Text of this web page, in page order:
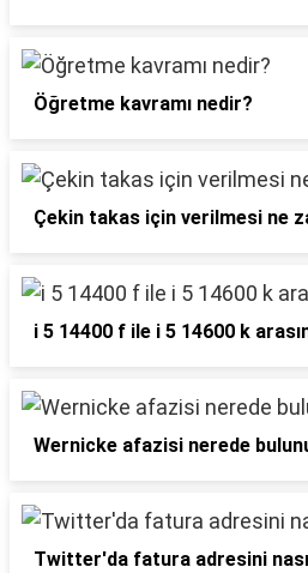
Öğretme kavramı nedir?
Çekin takas için verilmesi ne
i 5 14400 f ile i 5 14600 k
Wernicke afazisi nerede
Twitter'da fatura adresini